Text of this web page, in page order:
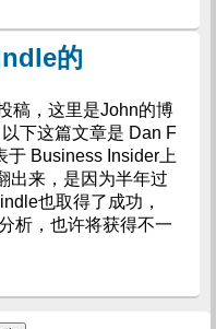
的
稿，这里是John的博
下这篇文章是 Dan F
于 Business Insider上
出来，是因为半年过
也取得了成功，
析，也许将获得不一